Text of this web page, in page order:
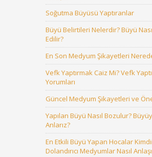
Soğutma Büyüsü Yaptıranlar
Büyü Belirtileri Nelerdir? Büyü
Edilir?
En Son Medyum Şikayetleri
Vefk Yaptırmak Caiz Mi? Vefk
Yorumları
Güncel Medyum Şikayetleri ve
Yapılan Büyü Nasıl Bozulur?
Anlarız?
En Etkili Büyü Yapan Hocalar
Dolandırıcı Medyumlar Nasıl